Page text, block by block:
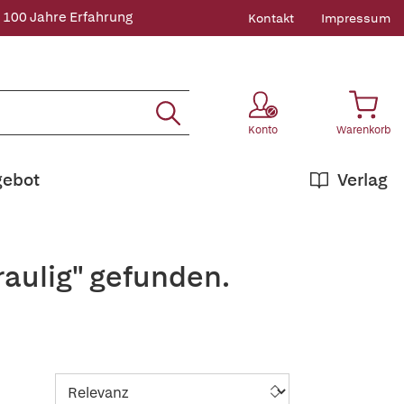
100 Jahre Erfahrung Kontakt Impressum
Konto Warenkorb
Verlag
gefunden.